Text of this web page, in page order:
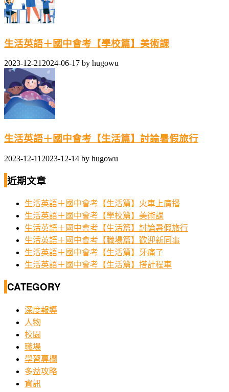
生活英語＋國中會考【學校篇】美術課
2023-12-212024-06-17 by hugowu
生活英語＋國中會考【生活篇】討論暑假旅行
2023-12-11 2023-12-14 by hugowu
近期文章
生活英語＋國中會考【生活篇】火車上廣播
生活英語＋國中會考【學校篇】美術課
生活英語＋國中會考【生活篇】討論暑假旅行
生活英語＋國中會考【職場篇】歡迎新同事
生活英語＋國中會考【生活篇】牙痛了
生活英語＋國中會考【生活篇】搭計程車
CATEGORY
深度報導
人物
校園
職場
學習專欄
多益攻略
資訊